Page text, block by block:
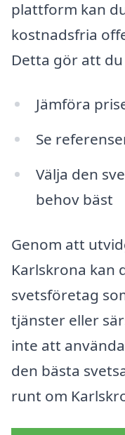
plattform kan
kostnadsfria
Detta gör att du
Jämföra
Se
Välja den
behov bäst
Genom att
Karlskrona kan
svetsföretag
tjänster eller
inte att
den bästa
runt om